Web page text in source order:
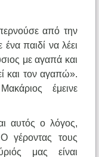
από την
παιδί να λέει
με αγαπά και
και τον αγαπώ».
έμεινε
αυτός ο λόγος,
γέροντας τους
μας είναι